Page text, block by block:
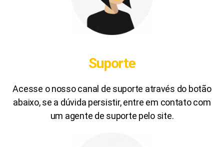
Suporte
Acesse o nosso canal de suporte através do botão
abaixo, se a dúvida persistir, entre em contato com
um agente de suporte pelo site.